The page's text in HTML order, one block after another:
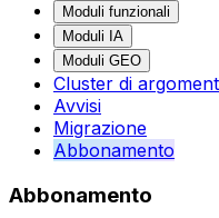
Moduli funzionali
Moduli IA
Moduli GEO
Cluster di
Avvisi
Migrazione
Abbonamento
Abbonamento